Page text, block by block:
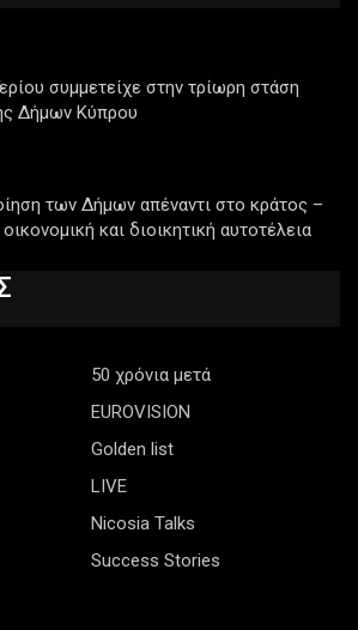
συμμετείχε στην τρίωρη στάση
Δήμων Κύπρου
των Δήμων απέναντι στο κράτος –
και διοικητική αυτοτέλεια
50 χρόνια μετά
EUROVISION
Golden list
LIVE
Nicosia Talks
Success Stories